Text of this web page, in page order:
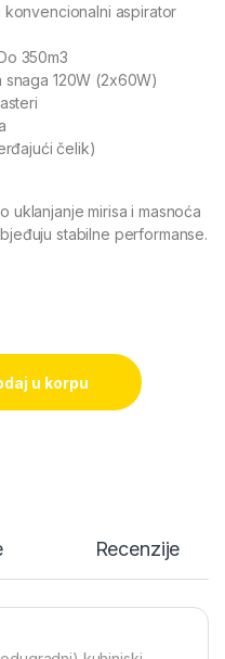
aspirator
350m3
snaga 120W (2x60W)
čelik)
uklanjanje mirisa i masnoća
stabilne performanse.
quantity
u korpu
Recenzije